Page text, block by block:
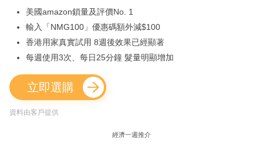
美國amazon鎖量及評價No. 1
輸入「NMG100」優惠碼額外減$100
香港用家真實試用 8週後效果已經顯著
每週使用3次、每日25分鐘 髮量明顯增加
立即選購
資料由客戶提供
經濟一週推介